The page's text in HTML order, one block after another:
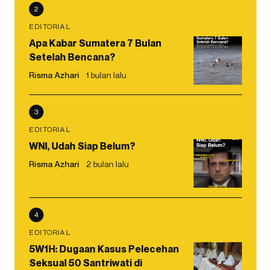
2
EDITORIAL
Apa Kabar Sumatera 7 Bulan
Setelah Bencana?
Risma Azhari 1 bulan lalu
3
EDITORIAL
WNI, Udah Siap Belum?
Risma Azhari 2 bulan lalu
4
EDITORIAL
5W1H: Dugaan Kasus Pelecehan
Seksual 50 Santriwati di